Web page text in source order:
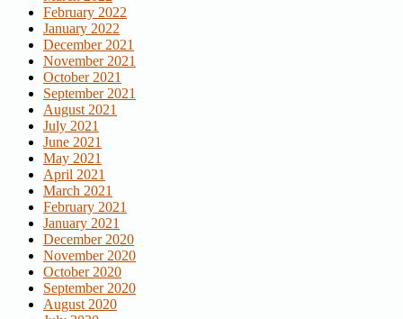
February 2022
January 2022
December 2021
November 2021
October 2021
September 2021
August 2021
July 2021
June 2021
May 2021
April 2021
March 2021
February 2021
January 2021
December 2020
November 2020
October 2020
September 2020
August 2020